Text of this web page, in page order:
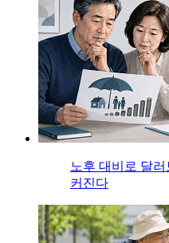
노후 대비로 달
커진다